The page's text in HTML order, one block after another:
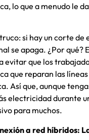
lo que a menudo le
si hay un corte de
se apaga. ¿Por qué?
evitar que los
que reparan las
Así que, aunque
electricidad durante
para muchos.
a red híbridos: